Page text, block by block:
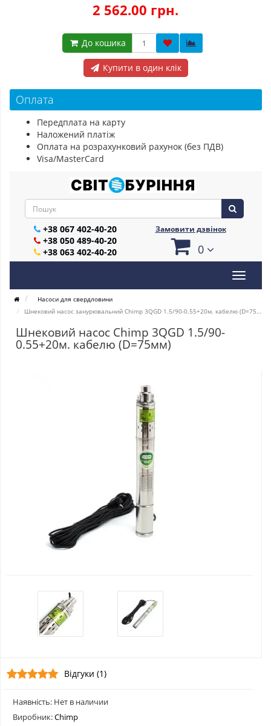
2 562.00 грн.
До кошика
Купити в один клік
Оплата
Передплата на карту
Наложений платіж
Оплата на розрахунковий рахунок (без ПДВ)
Visa/MasterCard
+38 067 402-40-20
+38 050 489-40-20
+38 063 402-40-20
Замовити дзвінок
0
Насоси для свердловини
Шнековий насос занурювальний Chimp 3QGD 1.5/90-0.55+20м. кабелю (D=75мм)
Шнековий насос Chimp 3QGD 1.5/90-
0.55+20м. кабелю (D=75мм)
Відгуки (1)
Наявність: Нет в наличии
Виробник:Chimp